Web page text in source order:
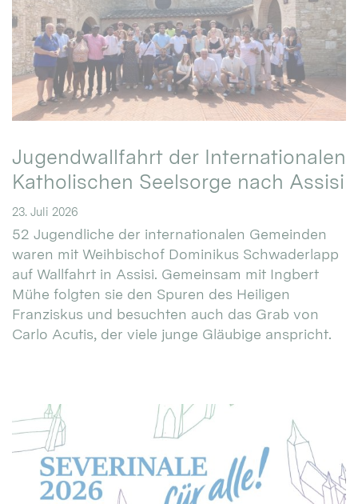
Jugendwallfahrt der Internationalen
Katholischen Seelsorge nach Assisi
23. Juli 2026
52 Jugendliche der internationalen Gemeinden
waren mit Weihbischof Dominikus Schwaderlapp
auf Wallfahrt in Assisi. Gemeinsam mit Ingbert
Mühe folgten sie den Spuren des Heiligen
Franziskus und besuchten auch das Grab von
Carlo Acutis, der viele junge Gläubige anspricht.